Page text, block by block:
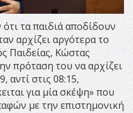
τα παιδιά αποδίδουν
αρχίζει αργότερα το
Παιδείας, Κώστας
πρόταση του να αρχίζει
αντί στις 08:15,
για μία σκέψη» που
με την επιστημονική